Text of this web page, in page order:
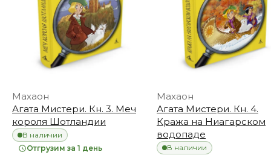
Махаон
Агата Мистери. Кн. 3. Меч
короля Шотландии
В наличии
Отгрузим за 1 день
Махаон
Агата Мистери. Кн. 4.
Кража на Ниагарском
водопаде
В наличии